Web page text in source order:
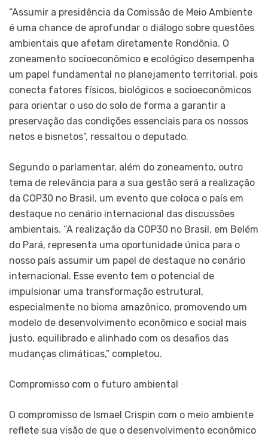
“Assumir a presidência da Comissão de Meio Ambiente
é uma chance de aprofundar o diálogo sobre questões
ambientais que afetam diretamente Rondônia. O
zoneamento socioeconômico e ecológico desempenha
um papel fundamental no planejamento territorial, pois
conecta fatores físicos, biológicos e socioeconômicos
para orientar o uso do solo de forma a garantir a
preservação das condições essenciais para os nossos
netos e bisnetos”, ressaltou o deputado.
Segundo o parlamentar, além do zoneamento, outro
tema de relevância para a sua gestão será a realização
da COP30 no Brasil, um evento que coloca o país em
destaque no cenário internacional das discussões
ambientais. “A realização da COP30 no Brasil, em Belém
do Pará, representa uma oportunidade única para o
nosso país assumir um papel de destaque no cenário
internacional. Esse evento tem o potencial de
impulsionar uma transformação estrutural,
especialmente no bioma amazônico, promovendo um
modelo de desenvolvimento econômico e social mais
justo, equilibrado e alinhado com os desafios das
mudanças climáticas,” completou.
Compromisso com o futuro ambiental
O compromisso de Ismael Crispin com o meio ambiente
reflete sua visão de que o desenvolvimento econômico